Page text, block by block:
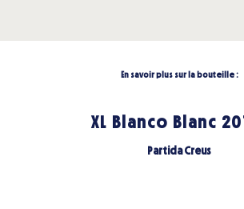
En savoir plus sur la bouteille :
XL Blanco Blanc
Partida Creus